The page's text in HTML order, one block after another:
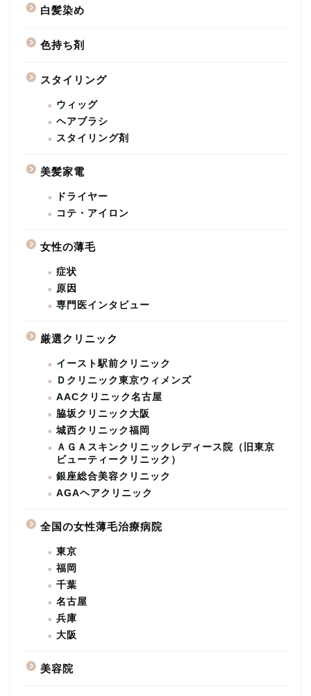
白髪染め
色持ち剤
スタイリング
ウィッグ
ヘアブラシ
スタイリング剤
美髪家電
ドライヤー
コテ・アイロン
女性の薄毛
症状
原因
専門医インタビュー
厳選クリニック
イースト駅前クリニック
Ｄクリニック東京ウィメンズ
AACクリニック名古屋
脇坂クリニック大阪
城西クリニック福岡
ＡＧＡスキンクリニックレディース院（旧東京
ビューティークリニック）
銀座総合美容クリニック
AGAヘアクリニック
全国の女性薄毛治療病院
東京
福岡
千葉
名古屋
兵庫
大阪
美容院